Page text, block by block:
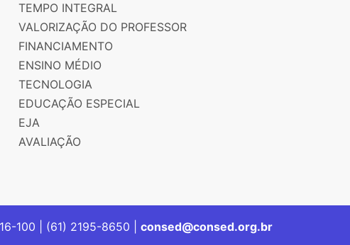
TEMPO INTEGRAL
VALORIZAÇÃO DO PROFESSOR
FINANCIAMENTO
ENSINO MÉDIO
TECNOLOGIA
EDUCAÇÃO ESPECIAL
EJA
AVALIAÇÃO
100 | (61) 2195-8650 | consed@consed.org.br